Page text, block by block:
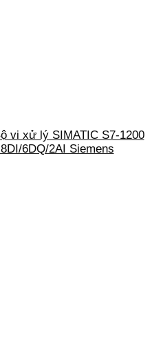
vi xử lý SIMATIC S7-1200
6DQ/2AI Siemens